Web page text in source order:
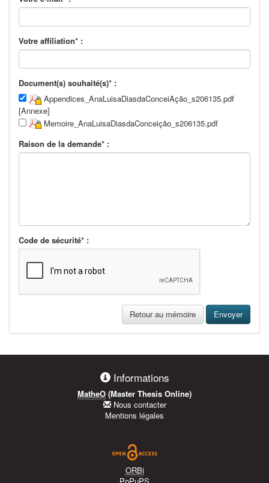
Votre affiliation* :
Document(s) souhaité(s)* :
Appendices_AnaLuisaDiasdaConceiAção_s206135.pdf
[Annexe]
Memoire_AnaLuisaDiasdaConceição_s206135.pdf
Raison de la demande* :
Code de sécurité* :
Retour au mémoire Envoyer
Informations
MatheO (Master Thesis Online)
Nous contacter
Mentions légales
ORBi